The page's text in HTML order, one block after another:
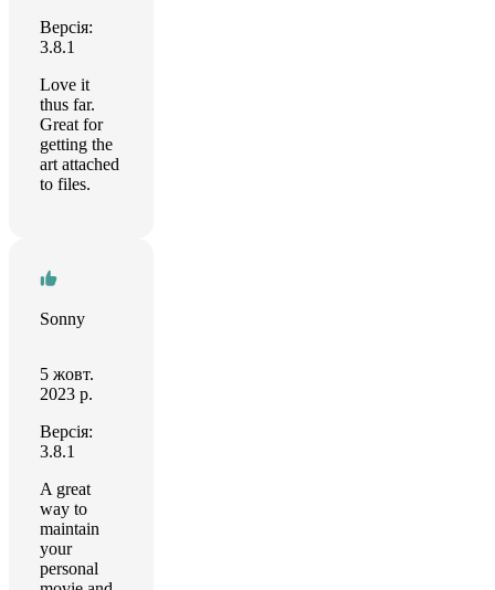
Версія:
3.8.1
Love it
thus far.
Great for
getting the
art attached
to files.
Sonny
5 жовт.
2023 р.
Версія:
3.8.1
A great
way to
maintain
your
personal